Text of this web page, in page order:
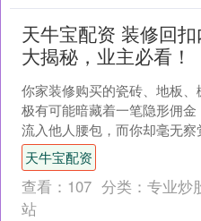
天牛宝配资 装修回
大揭秘，业主必看！
你家装修购买的瓷砖、地板、
极有可能暗藏着一笔隐形佣金
流入他人腰包，而你却毫无察
日，我要讲述一个众多设计师
谈，但所有业主都务必知晓的
天牛宝配资
查看： 107 分类： 专业炒
站